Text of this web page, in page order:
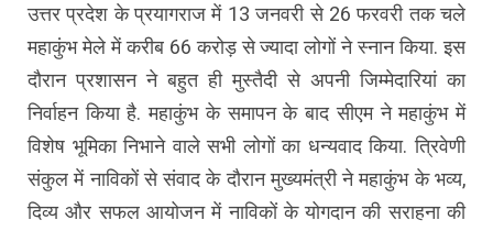
उत्तर प्रदेश के प्रयागराज में 13 जनवरी से 26 फरवरी तक चले
महाकुंभ मेले में करीब 66 करोड़ से ज्यादा लोगों ने स्नान किया. इस
दौरान प्रशासन ने बहुत ही मुस्तैदी से अपनी जिम्मेदारियां का
निर्वाहन किया है. महाकुंभ के समापन के बाद सीएम ने महाकुंभ में
विशेष भूमिका निभाने वाले सभी लोगों का धन्यवाद किया. त्रिवेणी
संकुल में नाविकों से संवाद के दौरान मुख्यमंत्री ने महाकुंभ के भव्य,
दिव्य और सफल आयोजन में नाविकों के योगदान की सराहना की